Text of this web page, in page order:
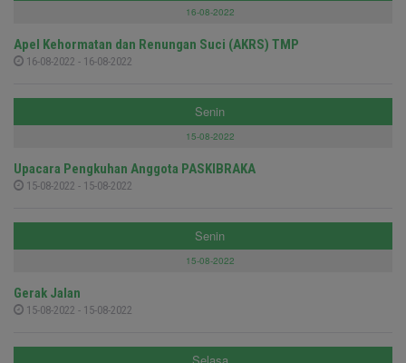
16-08-2022
Apel Kehormatan dan Renungan Suci (AKRS) TMP
16-08-2022 - 16-08-2022
Senin
15-08-2022
Upacara Pengkuhan Anggota PASKIBRAKA
15-08-2022 - 15-08-2022
Senin
15-08-2022
Gerak Jalan
15-08-2022 - 15-08-2022
Selasa